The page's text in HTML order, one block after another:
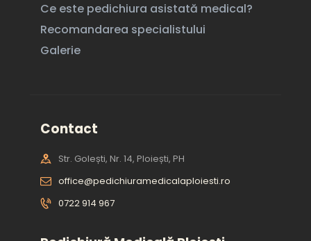
Ce este pedichiura asistată medical?
Recomandarea specialistului
Galerie
Contact
Str. Golești, Nr. 14, Ploiești, PH
office@pedichiuramedicalaploiesti.ro
0722 914 967